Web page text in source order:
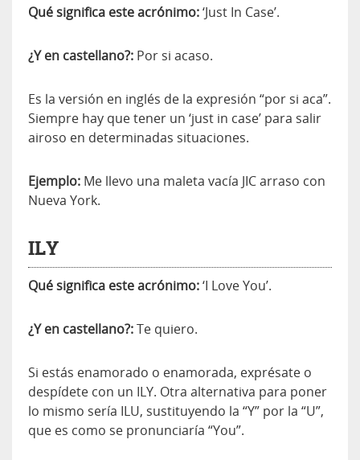
Qué significa este acrónimo:‘Just In Case’.
¿Y en castellano?: Por si acaso.
Es la versión en inglés de la expresión “por si aca”.
Siempre hay que tener un ‘just in case’ para salir
airoso en determinadas situaciones.
Ejemplo: Me llevo una maleta vacía JIC arraso con
Nueva York.
ILY
Qué significa este acrónimo:‘I Love You’.
¿Y en castellano?:Te quiero.
Si estás enamorado o enamorada, exprésate o
despídete con un ILY. Otra alternativa para poner
lo mismo sería ILU, sustituyendo la “Y” por la “U”,
que es como se pronunciaría “You”.